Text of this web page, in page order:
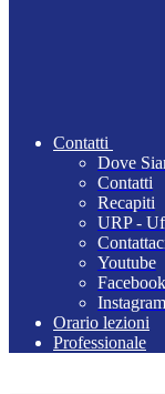
Contatti
Dove
Contatti
Recapiti
URP -
Youtube
Facebook
Instagram
Orario lezioni
Professionale